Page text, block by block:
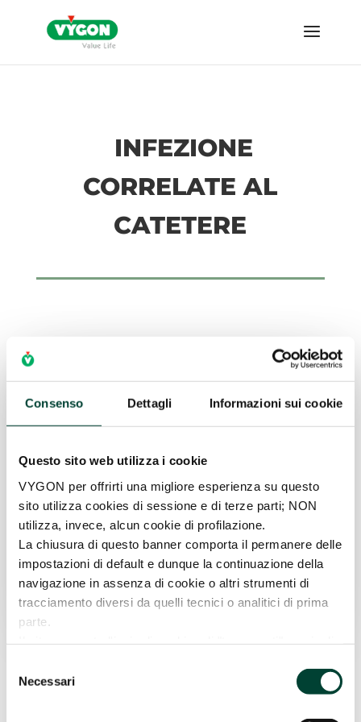
Consenso Dettagli Informazioni sui cookie
Questo sito web utilizza i cookie
VYGON per offrirti una migliore esperienza su questo
sito utilizza cookies di sessione e di terze parti; NON
utilizza, invece, alcun cookie di profilazione.
La chiusura di questo banner comporta il permanere delle
impostazioni di default e dunque la continuazione della
navigazione in assenza di cookie o altri strumenti di
tracciamento diversi da quelli tecnici o analitici di prima
parte.
sta visitando. La prosecuzione della navigazione,
mediante consenso (pressione sul pulsante “ACCETTA
TUTTI”), comporta l'accettazione all'uso dei cookies.
delNecessari
INFEZIONE
CORRELATE AL
CATETERE